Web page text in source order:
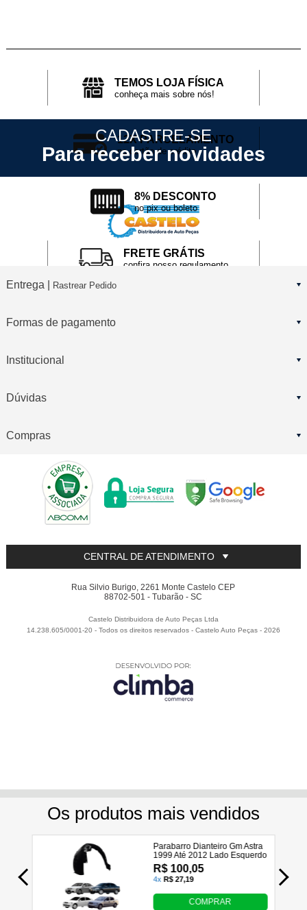
Utilizamos seus dados para analisar e personalizar nossa
loja virtual durante a sua navegação e em serviços de
terceiros parceiros. Ao navegar pela loja virtual, você nos
autoriza a coletar tais informações através do cookies e
utilizá-las para estas finalidades. Em caso de dúvidas,
acesse nossa
Política de Privacidade
TEMOS LOJA FÍSICA
conheça mais sobre nós!
12X PARCELAMENTO
no cartão de crédito
8% DESCONTO
no pix ou boleto
FRETE GRÁTIS
confira nosso regulamento
CADASTRE-SE
Para receber novidades
Entrega | Rastrear Pedido
Formas de pagamento
Institucional
Dúvidas
Compras
CENTRAL DE ATENDIMENTO
Rua Silvio Burigo, 2261 Monte Castelo CEP
88702-501 - Tubarão - SC
Castelo Distribuidora de Auto Peças Ltda
14.238.605/0001-20 - Todos os direitos reservados -Castelo Auto Peças -2026
R$ 665,67